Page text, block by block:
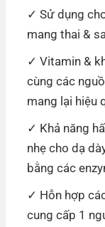
Sử dụng
mang thai &
Vitamin &
cùng các
mang lại hiệu
Khả năng
nhẹ cho dạ
bằng các
Hỗn hợp
cung cấp 1